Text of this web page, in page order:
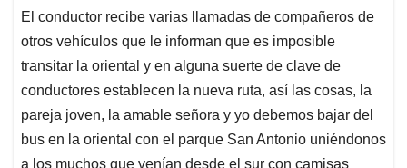
El conductor recibe varias llamadas de compañeros de
otros vehículos que le informan que es imposible
transitar la oriental y en alguna suerte de clave de
conductores establecen la nueva ruta, así las cosas, la
pareja joven, la amable señora y yo debemos bajar del
bus en la oriental con el parque San Antonio uniéndonos
a los muchos que venían desde el sur con camisas